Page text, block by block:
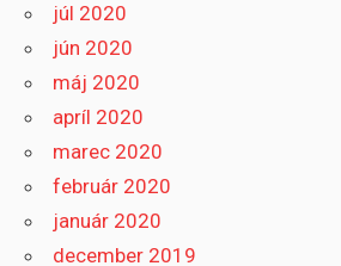
júl 2020
jún 2020
máj 2020
apríl 2020
marec 2020
február 2020
január 2020
december 2019